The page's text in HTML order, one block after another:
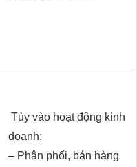
Tùy vào hoạt động kinh
doanh:
– Phân phối, bán hàng